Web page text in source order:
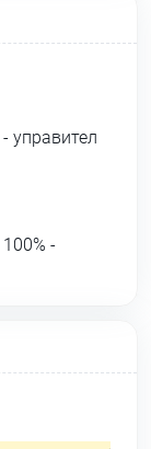
- управител
100% -